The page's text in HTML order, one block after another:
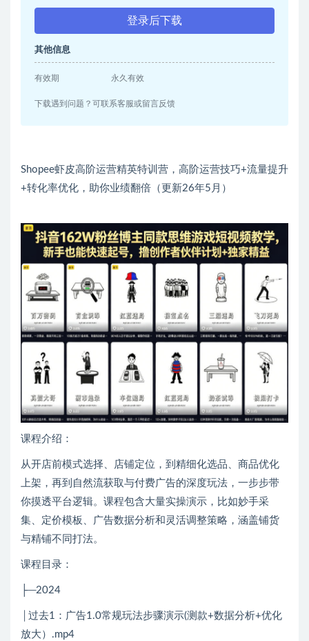
登录后下载
其他信息
有效期 永久有效
下载遇到问题？可联系客服或留言反馈
Shopee虾皮高阶运营精英特训营，高阶运营技巧+流量提升
+转化率优化，助你业绩翻倍（更新26年5月）
课程介绍：
从开店前模式选择、店铺定位，到精细化选品、商品优化
上架，再到自然流获取与付费广告的深度玩法，一步步带
你摸透平台逻辑。课程包含大量实操演示，比如妙手采
集、定价模板、广告数据分析和灵活调整策略，涵盖铺货
与精铺不同打法。
课程目录：
├─2024
│过去1：广告1.0常规玩法步骤演示(测款+数据分析+优化
放大）.mp4